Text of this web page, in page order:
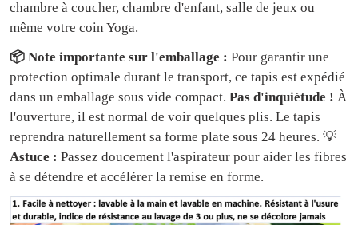
chambre à coucher, chambre d'enfant, salle de jeux ou
même votre coin Yoga.
📦 Note importante sur l'emballage : Pour garantir une
protection optimale durant le transport, ce tapis est expédié
dans un emballage sous vide compact. Pas d'inquiétude ! À
l'ouverture, il est normal de voir quelques plis. Le tapis
reprendra naturellement sa forme plate sous 24 heures. 💡
Astuce : Passez doucement l'aspirateur pour aider les fibres
à se détendre et accélérer la remise en forme.